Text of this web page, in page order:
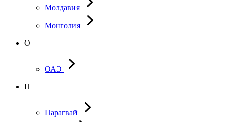
Молдавия
Монголия
О
ОАЭ
П
Парагвай